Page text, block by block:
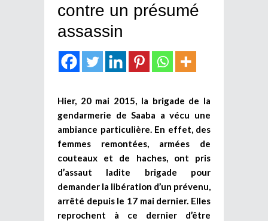
contre un présumé
assassin
Hier, 20 mai 2015, la brigade de la
gendarmerie de Saaba a vécu une
ambiance particulière. En effet, des
femmes remontées, armées de
couteaux et de haches, ont pris
d’assaut ladite brigade pour
demander la libération d’un prévenu,
arrêté depuis le 17 mai dernier. Elles
reprochent à ce dernier d’être